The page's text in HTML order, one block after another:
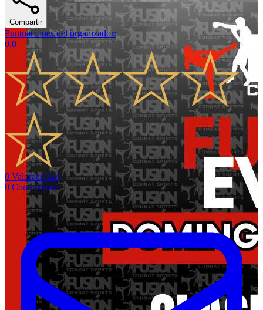
Compartir
Puntuaciones del organizador:
0.0
0 Valoraciones
0 Comentarios